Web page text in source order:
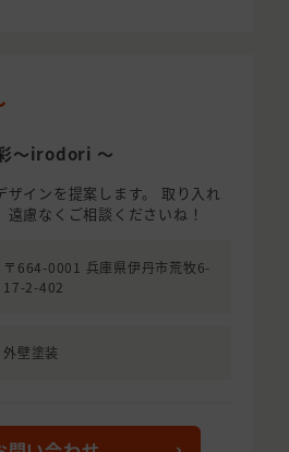
〜irodori 〜
ザインを提案します。 取り入れ
慮なくご相談くださいね！
〒664-0001 兵庫県伊丹市荒牧6-
17-2-402
外壁塗装